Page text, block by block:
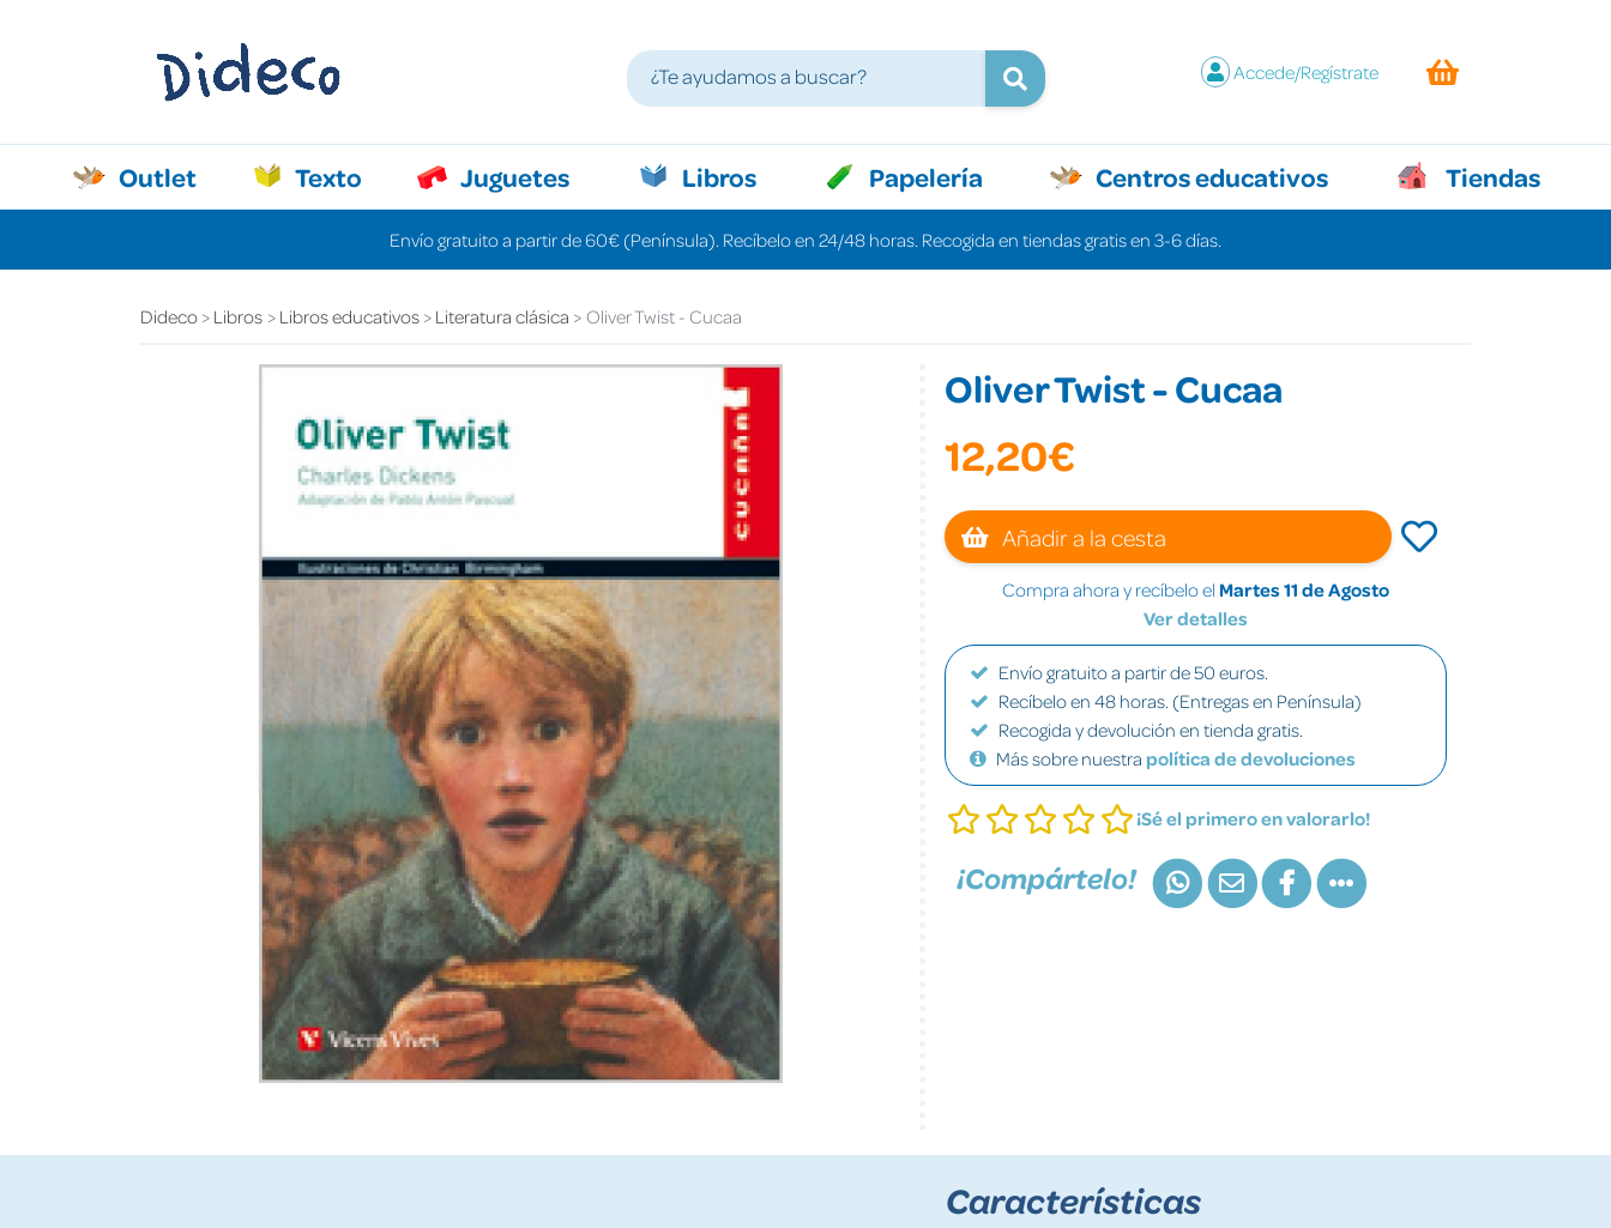
Accede/Regístrate
Outlet Texto Juguetes Libros Papelería Centros educativos Tiendas
Envío gratuito a partir de 60€ (Península). Recíbelo en 24/48 horas. Recogida en tiendas gratis en 3-6 días.
Dideco Libros Libros educativos Literatura clásica Oliver Twist - Cucaa
Oliver Twist - Cucaa
12,20€
Añadir a la cesta
Compra ahora y recíbelo el Martes 11 de Agosto
Ver detalles
Envío gratuito a partir de 50 euros.
Recíbelo en 48 horas. (Entregas en Península)
Recogida y devolución en tienda gratis.
Más sobre nuestra política de devoluciones
¡Sé el primero en valorarlo!
¡Compártelo!
Características